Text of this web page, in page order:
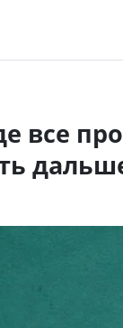
все